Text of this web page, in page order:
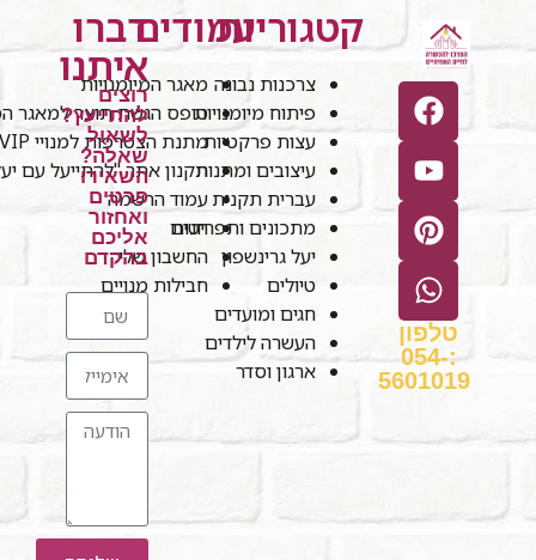
טלפון
:054-
5601019
קטגוריות
צרכנות נבונה
פיתוח מיומנויות
עצות פרקטיות
עיצובים ומתנות
עברית תקנית
מתכונים ותפריטים
יעל גרינשפון
טיולים
חגים ומועדים
העשרה לילדים
ארגון וסדר
עמודים
מאגר המיומנויות
טופס הגשת תוצר למאגר
מתנת הצטרפות למנויי VIP
תקנון אתר "להתייעל עם
עמוד הרשמה
חנות
החשבון שלי
חבילות מנויים
דברו
איתנו
רוצים
להתייעץ?
לשאול
שאלה?
השאירו
פרטים
ואחזור
אליכם
בהקדם